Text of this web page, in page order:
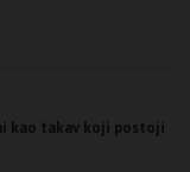
kao takav koji postoji